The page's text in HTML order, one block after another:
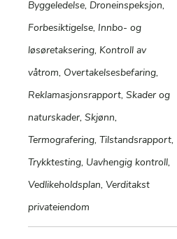
Byggeledelse, Droneinspeksjon,
Forbesiktigelse, Innbo- og
løsøretaksering, Kontroll av
våtrom, Overtakelsesbefaring,
Reklamasjonsrapport, Skader og
naturskader, Skjønn,
Termografering, Tilstandsrapport,
Trykktesting, Uavhengig kontroll,
Vedlikeholdsplan, Verditakst
privateiendom